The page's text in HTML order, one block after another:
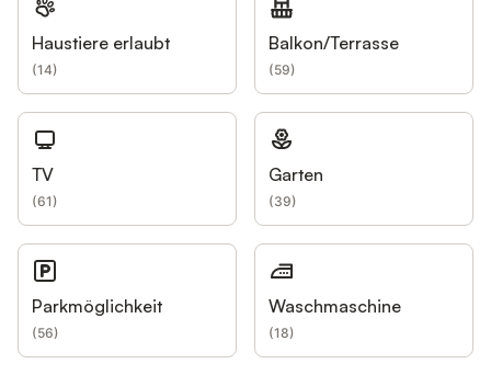
Haustiere erlaubt
(14)
Balkon/Terrasse
(59)
TV
(61)
Garten
(39)
Parkmöglichkeit
(56)
Waschmaschine
(18)